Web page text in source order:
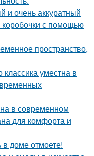
очень аккуратный
коробочки с помощью
пространство,
классика уместна в
в современном
для комфорта и
доме отмоете!